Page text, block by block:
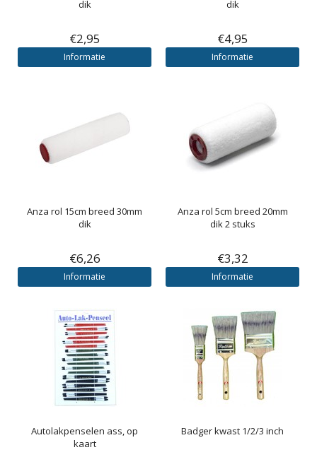
dik
€2,95
Informatie
dik
€4,95
Informatie
Anza rol 15cm breed 30mm
dik
€6,26
Informatie
Anza rol 5cm breed 20mm
dik 2 stuks
€3,32
Informatie
Autolakpenselen ass, op
kaart
Badger kwast 1/2/3 inch